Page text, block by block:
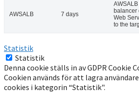
AWSALB 7 days
balancer
Web
to the
Statistik
Statistik
Denna cookie ställs in av GDPR Cookie
Cookien används för att lagra
cookies i kategorin “Statistik".